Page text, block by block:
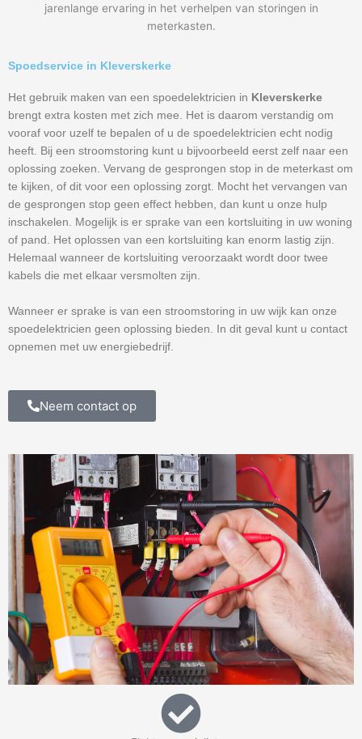
jarenlange ervaring in het verhelpen van storingen in
meterkasten.
Spoedservice in Kleverskerke
Het gebruik maken van een spoedelektricien in Kleverskerke
brengt extra kosten met zich mee. Het is daarom verstandig om
vooraf voor uzelf te bepalen of u de spoedelektricien echt nodig
heeft. Bij een stroomstoring kunt u bijvoorbeeld eerst zelf naar een
oplossing zoeken. Vervang de gesprongen stop in de meterkast om
te kijken, of dit voor een oplossing zorgt. Mocht het vervangen van
de gesprongen stop geen effect hebben, dan kunt u onze hulp
inschakelen. Mogelijk is er sprake van een kortsluiting in uw woning
of pand. Het oplossen van een kortsluiting kan enorm lastig zijn.
Helemaal wanneer de kortsluiting veroorzaakt wordt door twee
kabels die met elkaar versmolten zijn.
Wanneer er sprake is van een stroomstoring in uw wijk kan onze
spoedelektricien geen oplossing bieden. In dit geval kunt u contact
opnemen met uw energiebedrijf.
Neem contact op